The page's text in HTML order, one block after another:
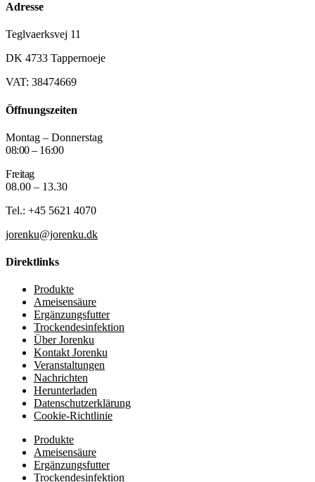
Adresse
Teglvaerksvej 11
DK 4733 Tappernoeje
VAT: 38474669
Öffnungszeiten
Montag – Donnerstag
08:00 – 16:00
Freitag
08.00 – 13.30
Tel.: +45 5621 4070
jorenku@jorenku.dk
Direktlinks
Produkte
Ameisensäure
Ergänzungsfutter
Trockendesinfektion
Über Jorenku
Kontakt Jorenku
Veranstaltungen
Nachrichten
Herunterladen
Datenschutzerklärung
Cookie-Richtlinie
Produkte
Ameisensäure
Ergänzungsfutter
Trockendesinfektion